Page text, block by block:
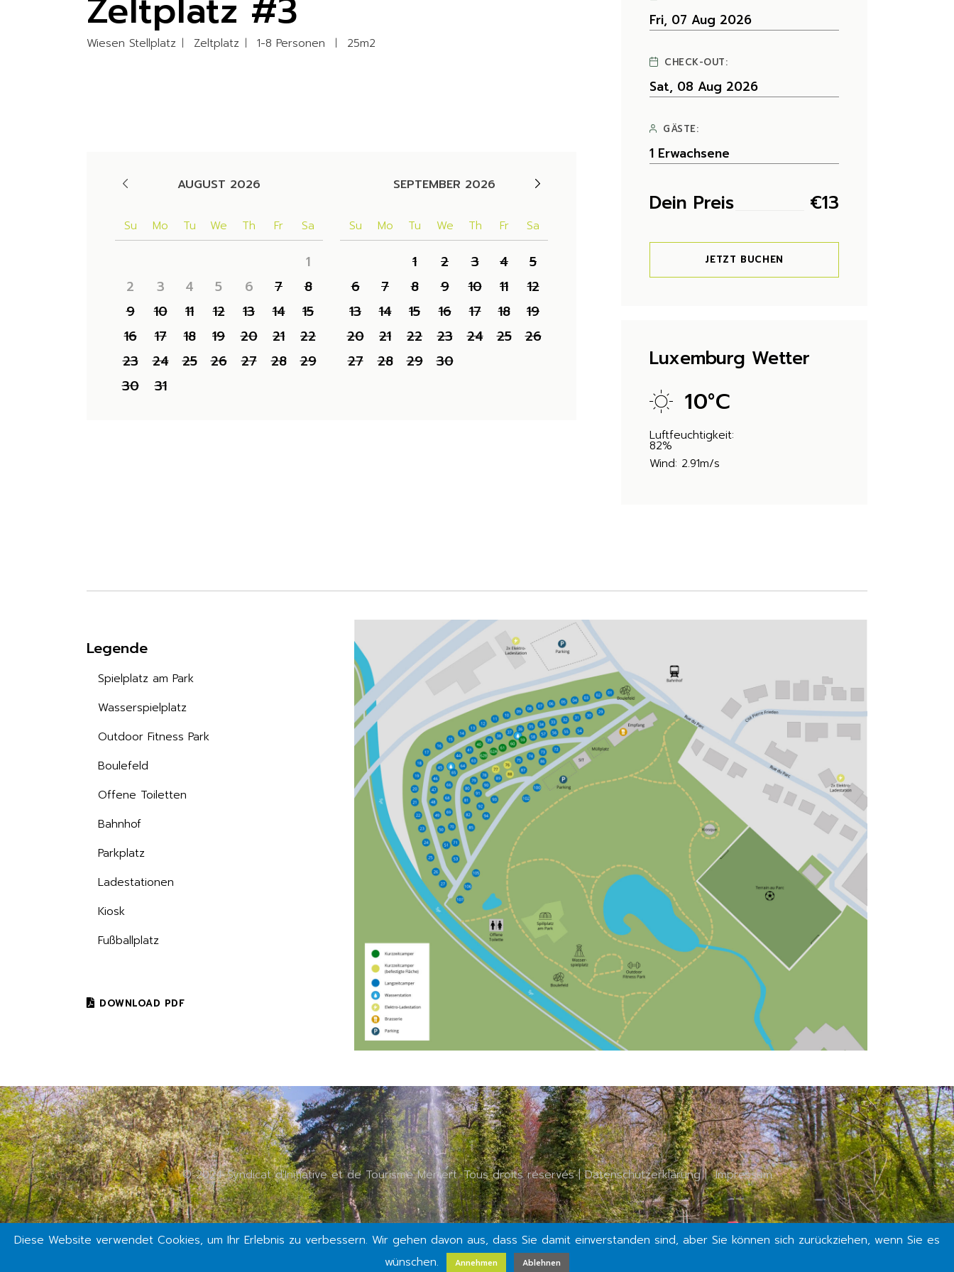
Wiesen Stellplatz Zeltplatz 1-8 Personen 25m2
AUGUST 2026
Su Mo Tu We Th Fr Sa
1
2
3 4 5 6 7
8
9
10 11 12 13 14
15
16
17 18 19 20 21
22
23
24 25 26 27 28
29
30
31
SEPTEMBER 2026
Su Mo Tu We Th Fr Sa
1 2 3 4
5
6
7 8 9 10 11
12
13
14 15 16 17 18
19
20
21 22 23 24 25
26
27
28 29 30
CHECK-OUT:
GÄSTE:
Dein Preis €13
JETZT BUCHEN
Luxemburg Wetter
10°C
Luftfeuchtigkeit:
82%
Wind: 2.91m/s
Legende
Spielplatz am Park
Wasserspielplatz
Outdoor Fitness Park
Boulefeld
Offene Toiletten
Bahnhof
Parkplatz
Ladestationen
Kiosk
Fußballplatz
DOWNLOAD PDF
© 2024 Syndicat d'Initiative et de Tourisme Mertert. Tous droits réservés |Datenschutzerklärung|Impressum
Diese Website verwendet Cookies, um Ihr Erlebnis zu verbessern. Wir gehen davon aus, dass Sie damit einverstanden sind, aber Sie können sich zurückziehen, wenn Sie es
wünschen.
Annehmen Ablehnen